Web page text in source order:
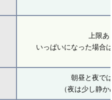
上限あ
いっぱいになった場合
朝昼と夜で
（夜は少し静